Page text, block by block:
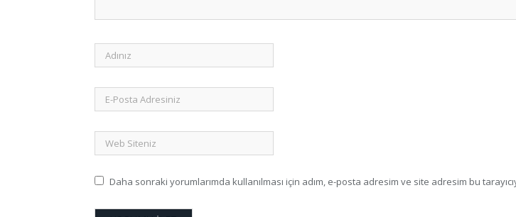
Daha sonraki yorumlarımda kullanılması için adım, e-posta adresim ve site adresim bu